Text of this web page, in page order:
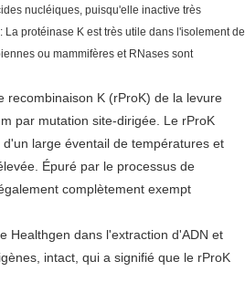
nucléiques, puisqu'elle inactive très
protéinase K est très utile dans l'isolement de
ou mammifères et RNases sont
recombinaison K (rProK) de la levure
par mutation site-dirigée. Le rProK
large éventail de températures et
Épuré par le processus de
complètement exempt
Healthgen dans l'extraction d'ADN et
intact, qui a signifié que le rProK